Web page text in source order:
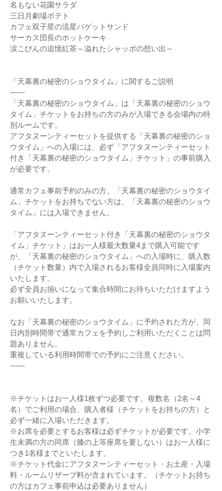
名もない花園サラダ
三日月劇場ポテト
カフェ双子星の流星バゲットサンド
サーカス団長のホットケーキ
涙こびんの追憶紅茶～溢れたシャッポの想い出～
「天幕裏の秘密のショウタイム」に関するご説明
——
「天幕裏の秘密のショウタイム」は「天幕裏の秘密のショウ
タイム」チケットをお持ちの方のみが入場できる会場内の特
別ルームです。
アフタヌーンティーセットを提供する「天幕裏の秘密のショ
ウタイム」への入場には、必ず「アフタヌーンティーセット
付き「天幕裏の秘密のショウタイム」チケット」の事前購入
が必要です。
通常カフェ事前予約のみの方、「天幕裏の秘密のショウタイ
ム」チケットをお持ちでない方は、「天幕裏の秘密のショウ
タイム」には入場できません。
「アフタヌーンティーセット付き「天幕裏の秘密のショウタ
イム」チケット」はお一人様最大数量4まで購入可能です
が、「天幕裏の秘密のショウタイム」への入場時に、購入数
（チケット数量）内で入場されるお客様全員同時に入場案内
いたします。
必ず全員お揃いになって集合時間にお待ちいただけますよう
お願いいたします。
なお「天幕裏の秘密のショウタイム」に予約された方が、同
日内別時間帯で通常カフェを予約しご利用いただくことは問
題ありません。
重複している利用時間帯での予約にご注意ください。
——
※チケットはお一人様1枚ずつ必要です。複数名（2名～4
名）でご利用の場合、購入者様（チケットをお持ちの方）と
必ず一緒に入場いただきます。
※お席を必要とするお客様は必ずチケットが必要です。小学
生未満の方の同席（膝の上等座席を要しない）はお一人様に
つき1名様までといたします。
※チケット代金にアフタヌーンティーセット・お土産・入場
料・ルームリザーブ料が含まれています。（チケットお持ち
の方はカフェ事前申込は必要ありません）